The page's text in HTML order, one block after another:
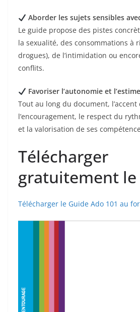
Aborder les sujets sensibles
Le guide propose des pistes
la sexualité, des consommations à
drogues), de l’intimidation ou
conflits.
Favoriser l’autonomie et
Tout au long du document,
l’encouragement, le respect du
et la valorisation de ses
Télécharger
gratuitement le
Télécharger le Guide Ado 101 au